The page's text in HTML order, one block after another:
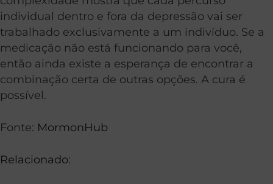
individual dentro e fora da depressão vai ser
trabalhado exclusivamente a um indivíduo. Se a
medicação não está funcionando para você,
então ainda existe a esperança de encontrar a
combinação certa de outras opções. A cura é
possível.
Fonte: MormonHub
Relacionado: